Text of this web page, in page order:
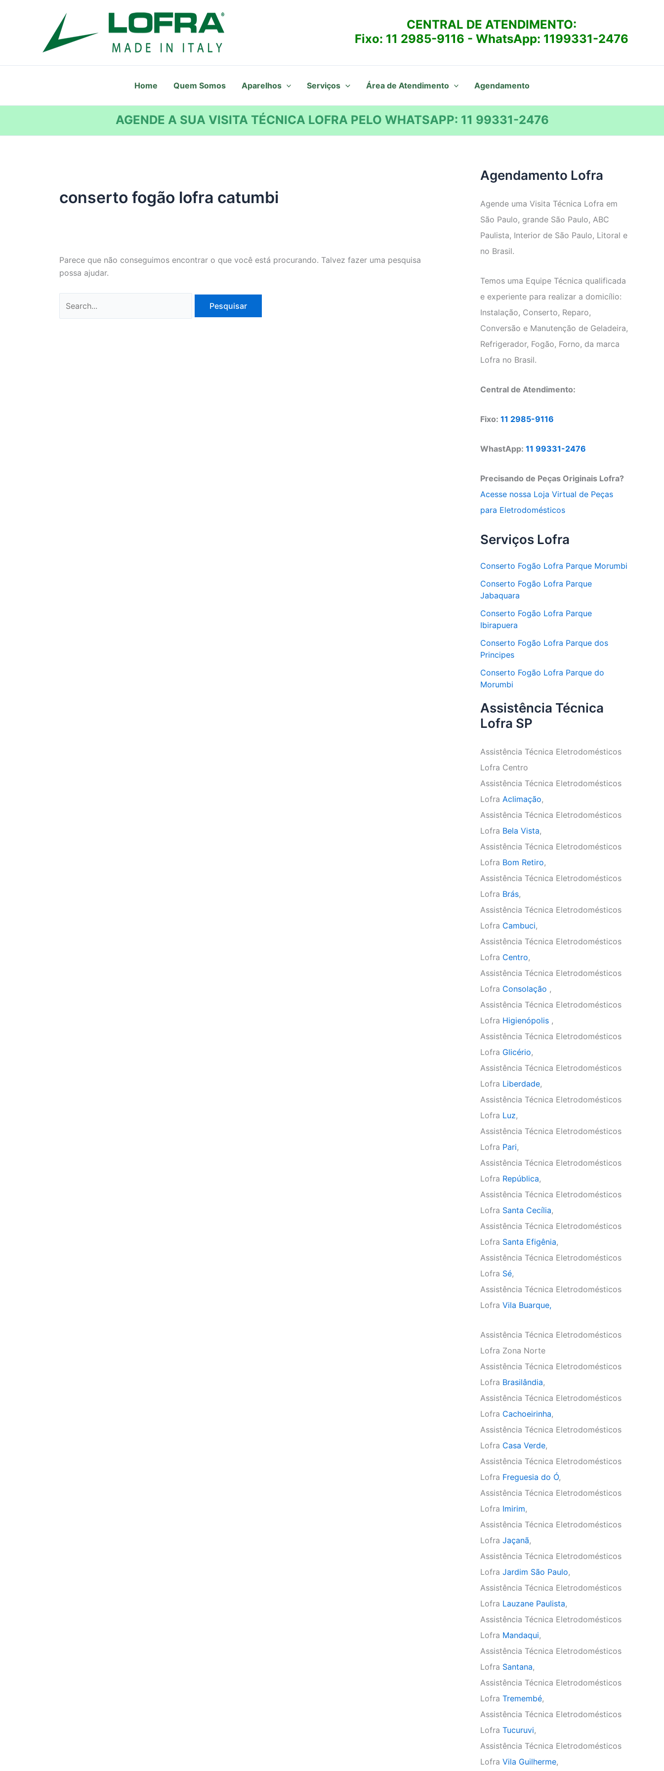
CENTRAL DE ATENDIMENTO:
Fixo: 11 2985-9116 - WhatsApp: 1199331-2476
Home Quem Somos Aparelhos Serviços Área de Atendimento Agendamento
AGENDE A SUA VISITA TÉCNICA LOFRA PELO WHATSAPP: 11 99331-2476
conserto fogão lofra catumbi
Parece que não conseguimos encontrar o que você está procurando. Talvez fazer uma pesquisa
possa ajudar.
por:
Agendamento Lofra
Agende uma Visita Técnica Lofra em
São Paulo, grande São Paulo, ABC
Paulista, Interior de São Paulo, Litoral e
no Brasil.
Temos uma Equipe Técnica qualificada
e experiente para realizar a domicílio:
Instalação, Conserto, Reparo,
Conversão e Manutenção de Geladeira,
Refrigerador, Fogão, Forno, da marca
Lofra no Brasil.
Central de Atendimento:
Fixo: 11 2985-9116
WhastApp: 11 99331-2476
Precisando de Peças Originais Lofra?
Acesse nossa Loja Virtual de Peças
para Eletrodomésticos
Serviços Lofra
Conserto Fogão Lofra Parque Morumbi
Conserto Fogão Lofra Parque
Jabaquara
Conserto Fogão Lofra Parque
Ibirapuera
Conserto Fogão Lofra Parque dos
Principes
Conserto Fogão Lofra Parque do
Morumbi
Assistência Técnica
Lofra SP
Assistência Técnica Eletrodomésticos
Lofra Centro
Assistência Técnica Eletrodomésticos
Lofra Aclimação,
Assistência Técnica Eletrodomésticos
Lofra Bela Vista,
Assistência Técnica Eletrodomésticos
Lofra Bom Retiro,
Assistência Técnica Eletrodomésticos
Lofra Brás,
Assistência Técnica Eletrodomésticos
Lofra Cambuci,
Assistência Técnica Eletrodomésticos
Lofra Centro,
Assistência Técnica Eletrodomésticos
Lofra Consolação ,
Assistência Técnica Eletrodomésticos
Lofra Higienópolis ,
Assistência Técnica Eletrodomésticos
Lofra Glicério,
Assistência Técnica Eletrodomésticos
Lofra Liberdade,
Assistência Técnica Eletrodomésticos
Lofra Luz,
Assistência Técnica Eletrodomésticos
Lofra Pari,
Assistência Técnica Eletrodomésticos
Lofra República,
Assistência Técnica Eletrodomésticos
Lofra Santa Cecília,
Assistência Técnica Eletrodomésticos
Lofra Santa Efigênia,
Assistência Técnica Eletrodomésticos
Lofra Sé,
Assistência Técnica Eletrodomésticos
Lofra Vila Buarque,
Assistência Técnica Eletrodomésticos
Lofra Zona Norte
Assistência Técnica Eletrodomésticos
Lofra Brasilândia,
Assistência Técnica Eletrodomésticos
Lofra Cachoeirinha,
Assistência Técnica Eletrodomésticos
Lofra Casa Verde,
Assistência Técnica Eletrodomésticos
Lofra Freguesia do Ó,
Assistência Técnica Eletrodomésticos
Lofra Imirim,
Assistência Técnica Eletrodomésticos
Lofra Jaçanã,
Assistência Técnica Eletrodomésticos
Lofra Jardim São Paulo,
Assistência Técnica Eletrodomésticos
Lofra Lauzane Paulista,
Assistência Técnica Eletrodomésticos
Lofra Mandaqui,
Assistência Técnica Eletrodomésticos
Lofra Santana,
Assistência Técnica Eletrodomésticos
Lofra Tremembé,
Assistência Técnica Eletrodomésticos
Lofra Tucuruvi,
Assistência Técnica Eletrodomésticos
Lofra Vila Guilherme,